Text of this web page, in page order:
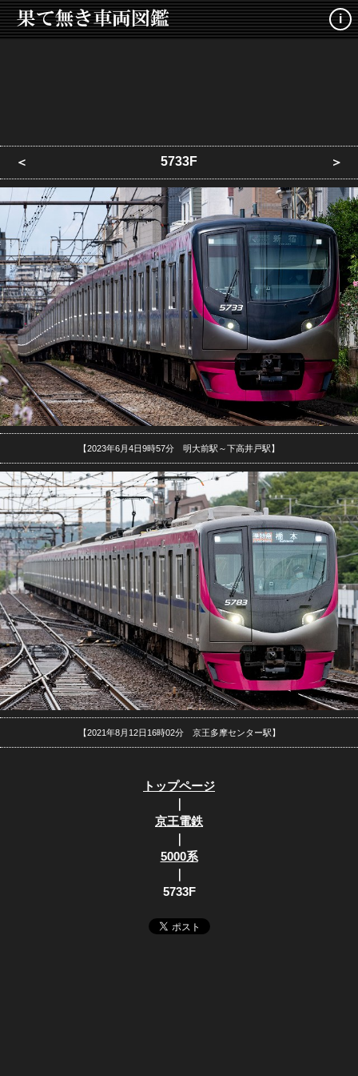
i
＜ 5733F ＞
【2023年6月4日9時57分 明大前駅～下高井戸駅】
【2021年8月12日16時02分 京王多摩センター駅】
トップページ
｜
京王電鉄
｜
5000系
｜
5733F